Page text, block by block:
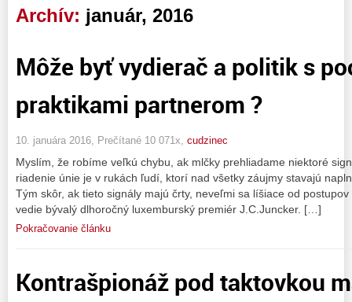
Archív: január, 2016
Môže byť vydierač a politik s
praktikami partnerom ?
10. januára 2016, Prečítané 10 071x, cudzinec
Myslím, že robíme veľkú chybu, ak mlčky prehliadame niektoré
riadenie únie je v rukách ľudí, ktorí nad všetky záujmy stavajú
Tým skôr, ak tieto signály majú črty, neveľmi sa líšiace od
vedie bývalý dlhoročný luxemburský premiér J.C.Juncker. […]
Pokračovanie článku
Kontrašpionáž pod taktovkou